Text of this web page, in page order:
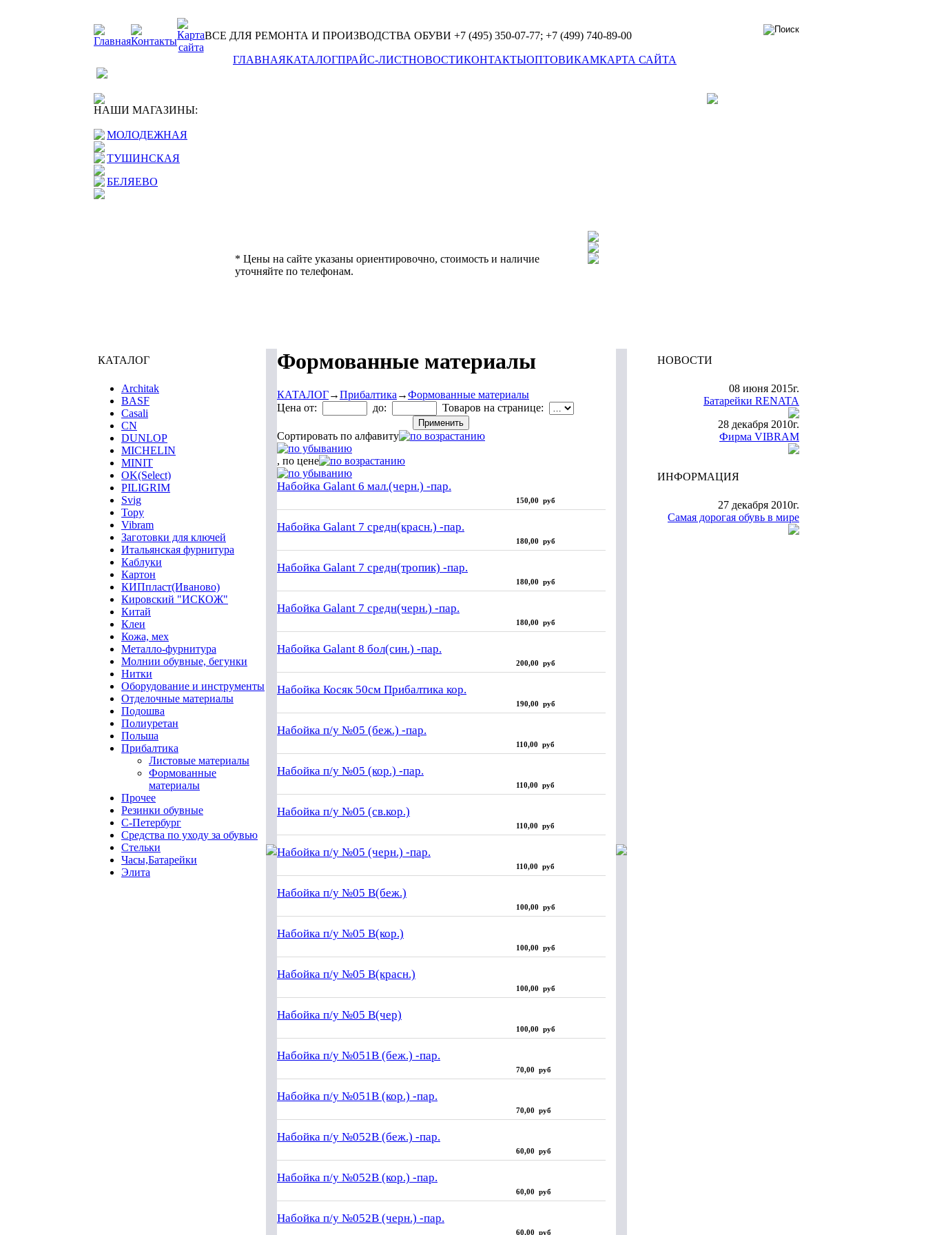
ВСЕ ДЛЯ РЕМОНТА И ПРОИЗВОДСТВА ОБУВИ +7 (495) 350-07-77; +7 (499) 740-89-00
ГЛАВНАЯКАТАЛОГПРАЙС-ЛИСТНОВОСТИКОНТАКТЫОПТОВИКАМКАРТА САЙТА
НАШИ МАГАЗИНЫ:
МОЛОДЕЖНАЯ
ТУШИНСКАЯ
БЕЛЯЕВО
* Цены на сайте указаны ориентировочно, стоимость и наличие
уточняйте по телефонам.
КАТАЛОГ
Architak
BASF
Casali
CN
DUNLOP
MICHELIN
MINIT
OK(Select)
PILIGRIM
Svig
Topy
Vibram
Заготовки для ключей
Итальянская фурнитура
Каблуки
Картон
КИПпласт(Иваново)
Кировский "ИСКОЖ"
Китай
Клеи
Кожа, мех
Металло-фурнитура
Молнии обувные, бегунки
Нитки
Оборудование и инструменты
Отделочные материалы
Подошва
Полиуретан
Польша
Прибалтика
Листовые материалы
Формованные
материалы
Прочее
Резинки обувные
С-Петербург
Средства по уходу за обувью
Стельки
Часы,Батарейки
Элита
Формованные материалы
КАТАЛОГ→Прибалтика→Формованные материалы
Цена от:
до: Товаров на странице:
Сортировать по алфавиту
, по цене
Набойка Galant 6 мал.(черн.) -пар.
150,00 руб
Набойка Galant 7 средн(красн.) -пар.
180,00 руб
Набойка Galant 7 средн(тропик) -пар.
180,00 руб
Набойка Galant 7 средн(черн.) -пар.
180,00 руб
Набойка Galant 8 бол(син.) -пар.
200,00 руб
Набойка Косяк 50см Прибалтика кор.
190,00 руб
Набойка п/у №05 (беж.) -пар.
110,00 руб
Набойка п/у №05 (кор.) -пар.
110,00 руб
Набойка п/у №05 (св.кор.)
110,00 руб
Набойка п/у №05 (черн.) -пар.
110,00 руб
Набойка п/у №05 В(беж.)
100,00 руб
Набойка п/у №05 В(кор.)
100,00 руб
Набойка п/у №05 В(красн.)
100,00 руб
Набойка п/у №05 В(чер)
100,00 руб
Набойка п/у №051В (беж.) -пар.
70,00 руб
Набойка п/у №051В (кор.) -пар.
70,00 руб
Набойка п/у №052В (беж.) -пар.
60,00 руб
Набойка п/у №052В (кор.) -пар.
60,00 руб
Набойка п/у №052В (черн.) -пар.
60,00 руб
НОВОСТИ
08 июня 2015г.
Батарейки RENATA
28 декабря 2010г.
Фирма VIBRAM
ИНФОРМАЦИЯ
27 декабря 2010г.
Самая дорогая обувь в мире